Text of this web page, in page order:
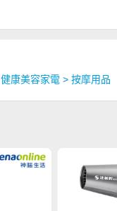
健康美容家電 > 按摩用品